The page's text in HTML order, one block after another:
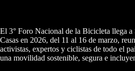
El 3° Foro Nacional de la Bicicleta llega a
Casas en 2026, del 11 al 16 de marzo,
activistas, expertos y ciclistas de todo el
una movilidad sostenible, segura e